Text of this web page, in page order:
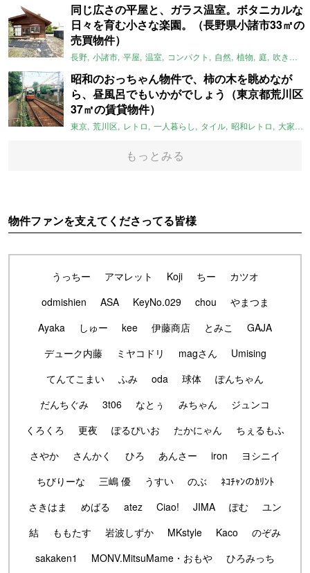
同じ広さの平屋と、ガラス温室。ボタニカルな
日々を育む小さな楽園。（長野県小諸市33㎡の
売買物件）
長野 小諸市 平屋 温室 コンパクト 自然 植物 庭 吹き抜け
昭和のおっちゃん物件で、柿の木を眺めなが
ら、昼風呂でもいかがでしょう（東京都荒川区
37㎡の賃貸物件）
東京 荒川区 レトロ 一人暮らし タイル 昭和レトロ 大家女子
もっとみる
物件ファンを支えてくださってる皆様
うっちー アマレット Koji ちー
カツオ
odmishien
ASA KeyNo.029 chou
やまつま
Ayaka
しゅー kee 伊藤商店 とみこ
GAJA
デューク内藤
ミヤコドリ magさん
Umising
てんてこまい
ふみ oda 球体
ぽんちゃん
だんちぐみ
3t06 なとぅ みちゃん
ジュンコ
くろくろ
更夜 ぽるぴいお たかにゃん
ちぇるもふ
さやか
さんかく ひろ あんさー iron
ヨシニイ
ちびりーな
三嶋 優 うすい のぶ
ﾈｺﾁｬﾝのｶﾘﾝﾄ
さきはま
めばる atez Ciao! JIMA ぽむ
ユン
結
ももたす 岩波しずか MKstyle Kaco
のぞみ
sakaken1
MONV.MitsuMame・おもや
ひろみっち